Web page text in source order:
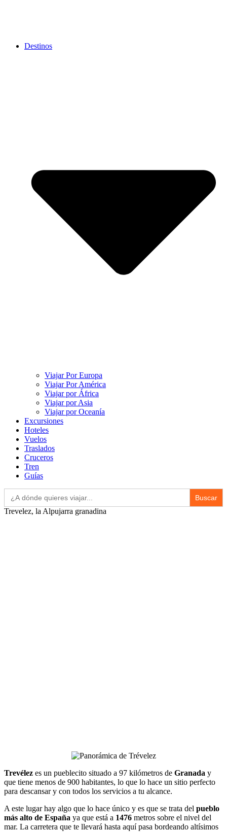
Destinos
Viajar Por Europa
Viajar Por América
Viajar por África
Viajar por Asia
Viajar por Oceanía
Excursiones
Hoteles
Vuelos
Traslados
Cruceros
Tren
Guías
Buscar:
Trevelez, la Alpujarra granadina
Trevélez es un pueblecito situado a 97 kilómetros de Granada y
que tiene menos de 900 habitantes, lo que lo hace un sitio perfecto
para descansar y con todos los servicios a tu alcance.
A este lugar hay algo que lo hace único y es que se trata del pueblo
más alto de España ya que está a 1476 metros sobre el nivel del
mar. La carretera que te llevará hasta aquí pasa bordeando altísimos